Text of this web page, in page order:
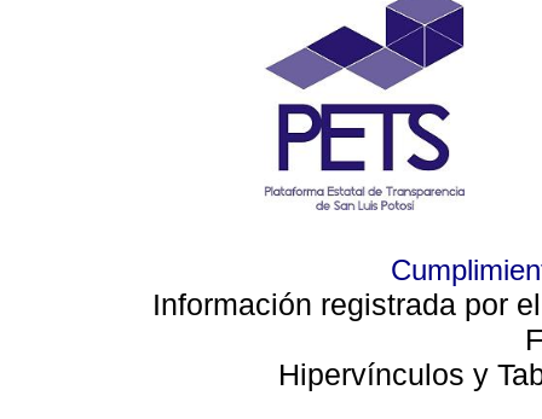
Información registrada por
Hipervínculos y